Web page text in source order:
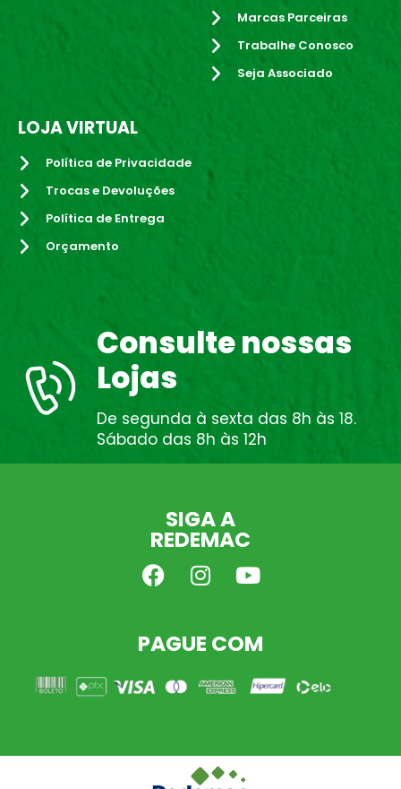
Marcas Parceiras
Trabalhe Conosco
Seja Associado
LOJA VIRTUAL
Política de Privacidade
Trocas e Devoluções
Política de Entrega
Orçamento
Consulte nossas
Lojas
De segunda à sexta das 8h às 18.
Sábado das 8h às 12h
SIGA A
REDEMAC
PAGUE COM